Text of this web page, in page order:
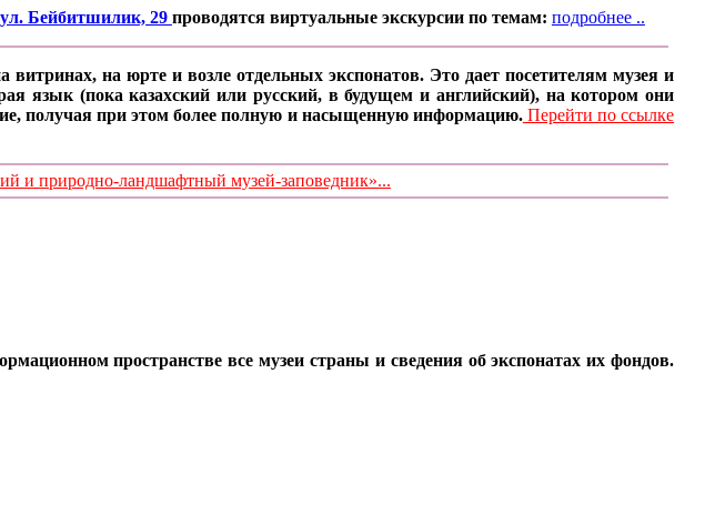
ул. Бейбитшилик, 29 проводятся виртуальные экскурсии по темам: подробнее ..
на юрте и возле отдельных экспонатов. Это дает посетителям музея и
язык (пока казахский или русский, в будущем и английский), на котором они
получая при этом более полную и насыщенную информацию.Перейти по ссылке
и природно-ландшафтный музей-заповедник»...
пространстве все музеи страны и сведения об экспонатах их фондов.